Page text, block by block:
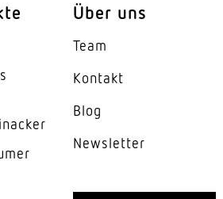
Gruppenparametrierung
Über uns
Team
Kontakt
Blog
News­letter